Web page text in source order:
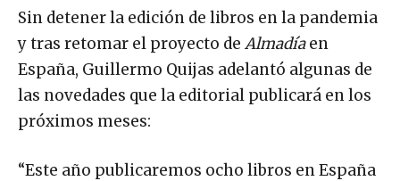
Sin detener la edición de libros en la pandemia
y tras retomar el proyecto de Almadíaen
España, Guillermo Quijas adelantó algunas de
las novedades que la editorial publicará en los
próximos meses:
“Este año publicaremos ocho libros en España